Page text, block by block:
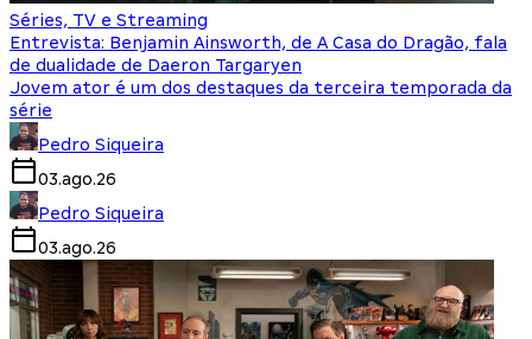
Séries, TV e Streaming
Entrevista: Benjamin Ainsworth, de A Casa do Dragão, fala
de dualidade de Daeron Targaryen
Jovem ator é um dos destaques da terceira temporada da
série
Pedro Siqueira
03.ago.26
Pedro Siqueira
03.ago.26